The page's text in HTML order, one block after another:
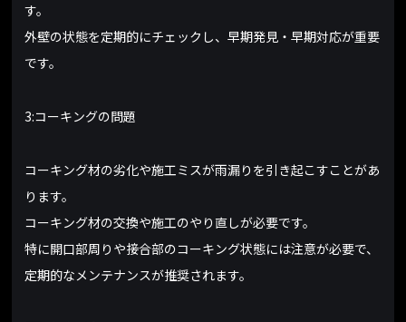
す。
外壁の状態を定期的にチェックし、早期発見・早期対応が重要
です。
3:コーキングの問題
コーキング材の劣化や施工ミスが雨漏りを引き起こすことがあ
ります。
コーキング材の交換や施工のやり直しが必要です。
特に開口部周りや接合部のコーキング状態には注意が必要で、
定期的なメンテナンスが推奨されます。